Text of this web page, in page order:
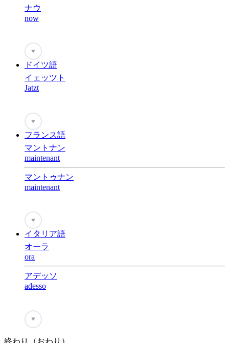
ナウ
now
♥
ドイツ語
イェッツト
Jatzt
♥
フランス語
マントナン
maintenant
マントゥナン
maintenant
♥
イタリア語
オーラ
ora
アデッソ
adesso
♥
終わり（おわり）